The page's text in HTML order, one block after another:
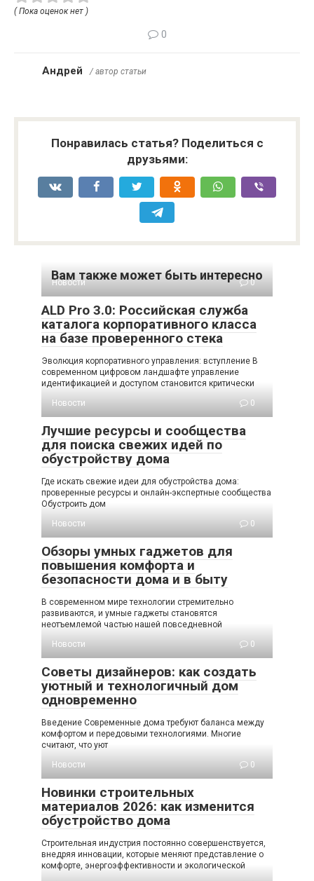
( Пока оценок нет )
0
Андрей / автор статьи
Понравилась статья? Поделиться с
друзьями:
Вам также может быть интересно
Новости 0
ALD Pro 3.0: Российская служба
каталога корпоративного класса
на базе проверенного стека
Эволюция корпоративного управления: вступление В
современном цифровом ландшафте управление
идентификацией и доступом становится критически
Новости
0
Лучшие ресурсы и сообщества
для поиска свежих идей по
обустройству дома
Где искать свежие идеи для обустройства дома:
проверенные ресурсы и онлайн-экспертные сообщества
Обустроить дом
Новости
0
Обзоры умных гаджетов для
повышения комфорта и
безопасности дома и в быту
В современном мире технологии стремительно
развиваются, и умные гаджеты становятся
неотъемлемой частью нашей повседневной
Новости
0
Советы дизайнеров: как создать
уютный и технологичный дом
одновременно
Введение Современные дома требуют баланса между
комфортом и передовыми технологиями. Многие
считают, что уют
Новости
0
Новинки строительных
материалов 2026: как изменится
обустройство дома
Строительная индустрия постоянно совершенствуется,
внедряя инновации, которые меняют представление о
комфорте, энергоэффективности и экологической